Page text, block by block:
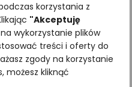
korzystania z
"Akceptuję
wykorzystanie plików
treści i oferty do
zgody na korzystanie
możesz kliknąć
cena z ostatnich 30
zł